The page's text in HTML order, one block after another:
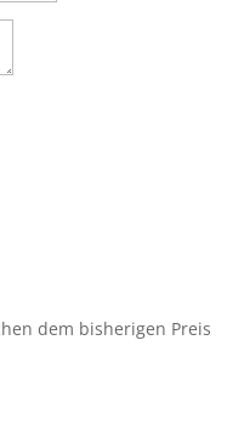
dem bisherigen Preis